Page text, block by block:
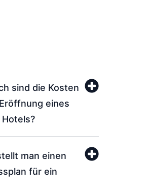
sind die Kosten
eines
man einen
für ein